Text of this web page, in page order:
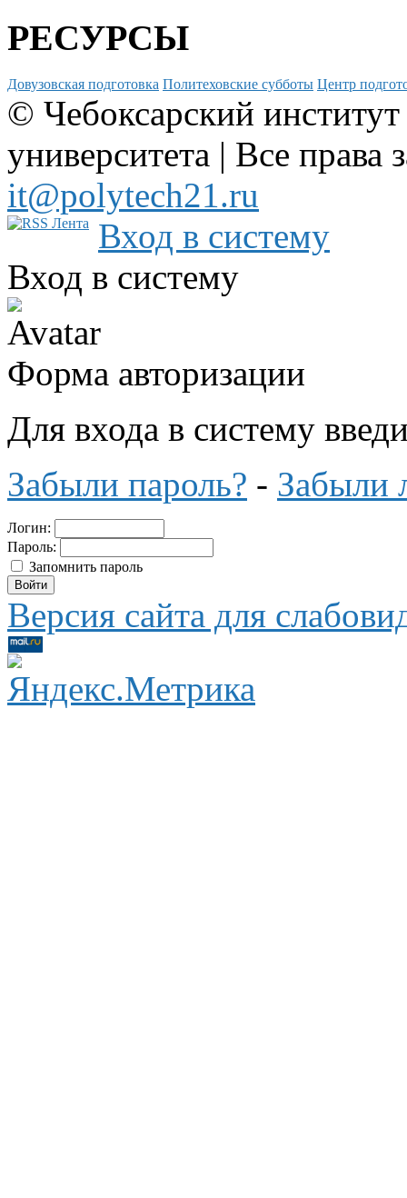
РЕСУРСЫ
Довузовская подготовка Политеховские субботы Центр
© Чебоксарский
университета | Все
it@polytech21.ru
Вход в систему
Вход в систему
Форма авторизации
Для входа в систему
Забыли пароль? - Забыли
Логин:
Пароль:
Запомнить пароль
Версия сайта для